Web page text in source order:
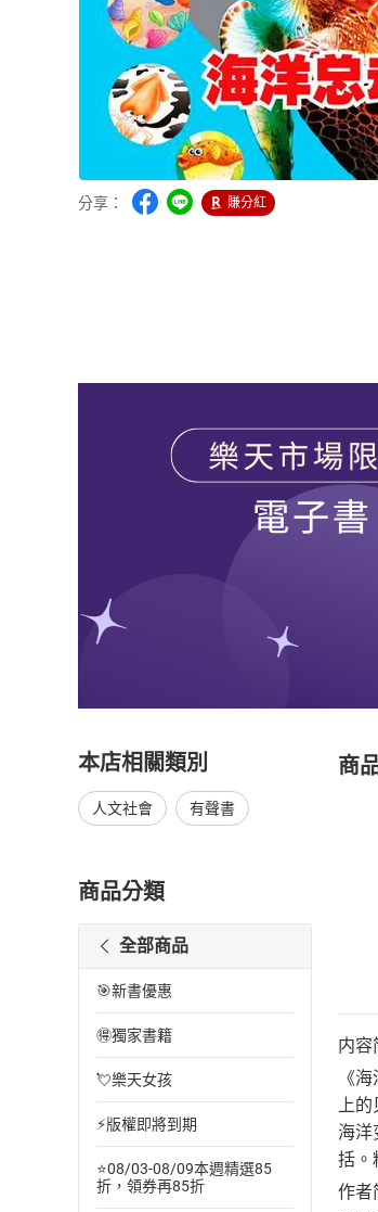
分享： 賺分紅
本店相關類別
人文社會 有聲書
商品分類
全部商品
🎯新書優惠
🉐獨家書籍
💘樂天女孩
⚡版權即將到期
⭐08/03-08/09本週精選85
折，領券再85折
商
内容
《
上
海洋
括。
作者